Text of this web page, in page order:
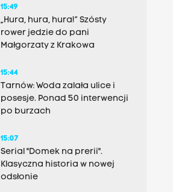
15:49
„Hura, hura, hura!” Szósty
rower jedzie do pani
Małgorzaty z Krakowa
15:44
Tarnów: Woda zalała ulice i
posesje. Ponad 50 interwencji
po burzach
15:07
Serial "Domek na prerii".
Klasyczna historia w nowej
odsłonie